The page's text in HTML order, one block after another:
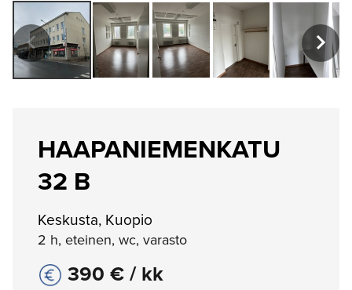
HAAPANIEMENKATU
32 B
Keskusta, Kuopio
2 h, eteinen, wc, varasto
390 € / kk